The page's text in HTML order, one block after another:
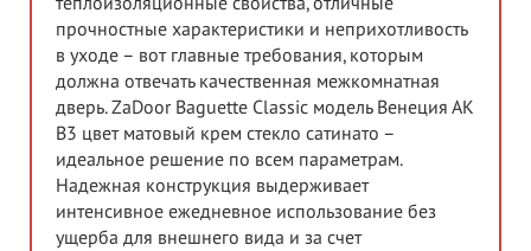
прочностные характеристики и неприхотливость
в уходе – вот главные требования, которым
должна отвечать качественная межкомнатная
дверь. ZaDoor Baguette Classic модель Венеция АК
В3 цвет матовый крем стекло сатинато –
идеальное решение по всем параметрам.
Надежная конструкция выдерживает
интенсивное ежедневное использование без
ущерба для внешнего вида и за счет